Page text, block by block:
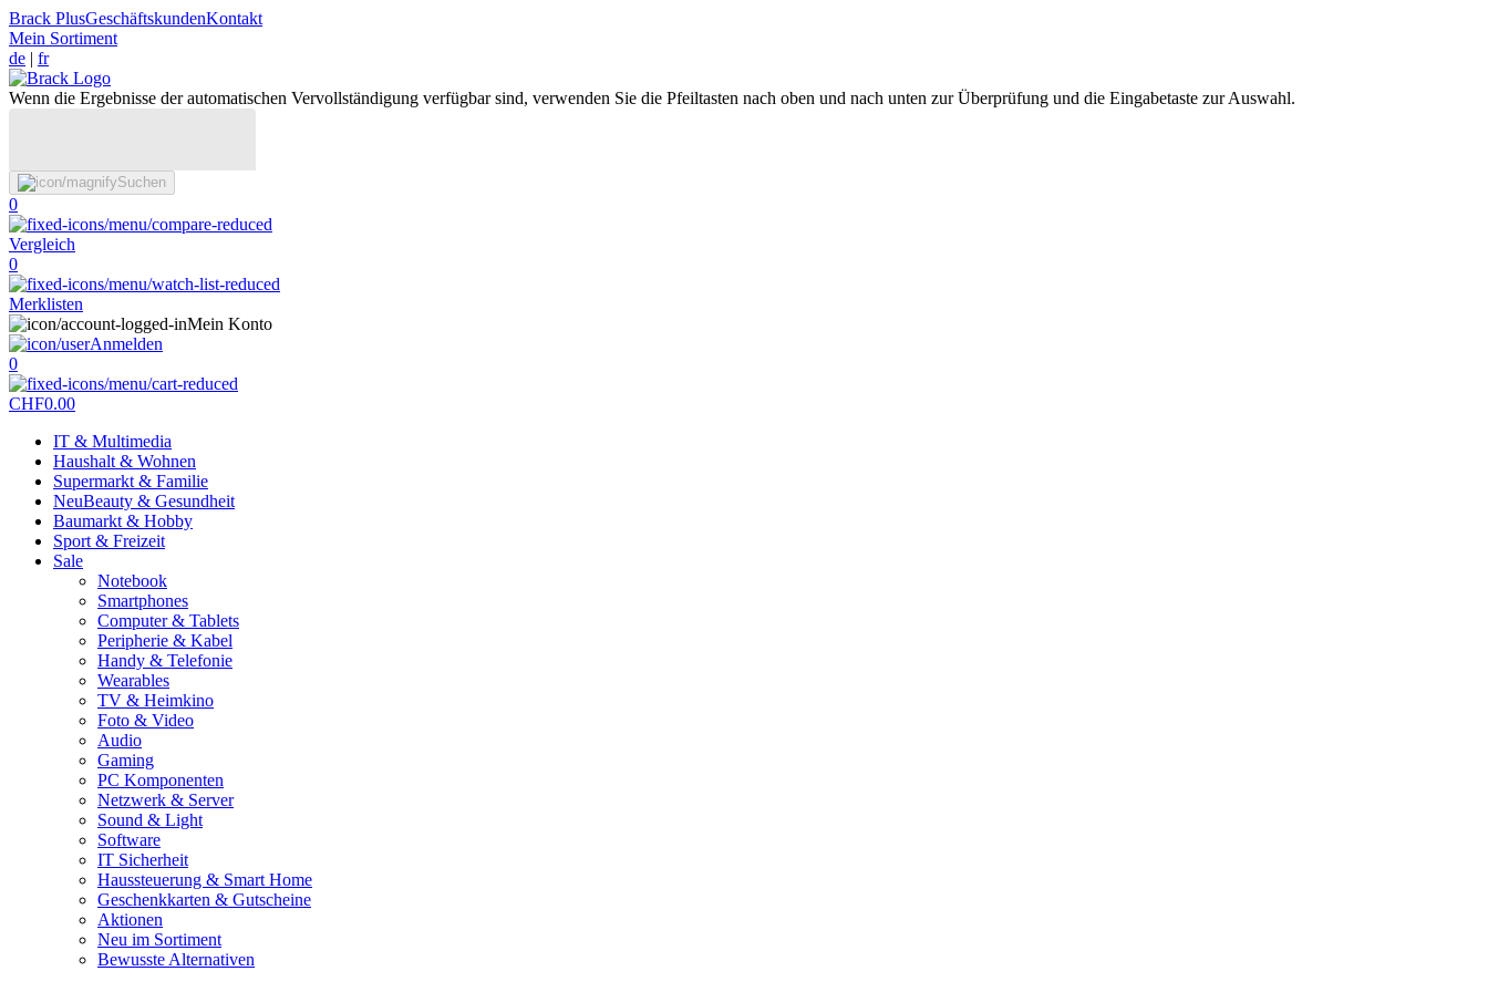
Brack PlusGeschäftskundenKontakt
Mein Sortiment
de | fr
Wenn die Ergebnisse der automatischen Vervollständigung verfügbar sind, verwenden Sie die Pfeiltasten nach oben und nach unten zur Überprüfung und die Eingabetaste zur Auswahl.
Suchen
0
Vergleich
0
Merklisten
Mein Konto
Anmelden
0
CHF0.00
IT & Multimedia
Haushalt & Wohnen
Supermarkt & Familie
NeuBeauty & Gesundheit
Baumarkt & Hobby
Sport & Freizeit
Sale
Notebook
Smartphones
Computer & Tablets
Peripherie & Kabel
Handy & Telefonie
Wearables
TV & Heimkino
Foto & Video
Audio
Gaming
PC Komponenten
Netzwerk & Server
Sound & Light
Software
IT Sicherheit
Haussteuerung & Smart Home
Geschenkkarten & Gutscheine
Aktionen
Neu im Sortiment
Bewusste Alternativen